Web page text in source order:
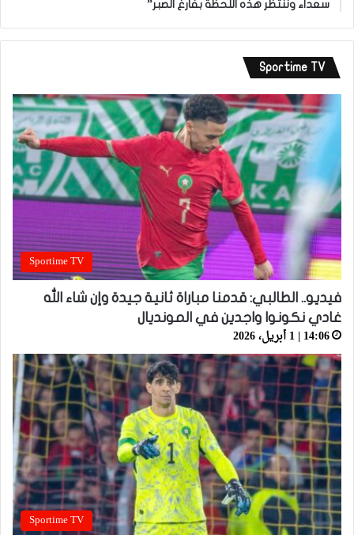
سعداء وننتظر هذه اللحظة بفارغ الصبر”
Sportime TV
Sportime TV
فيديو.. الطالبي: قدمنا مباراة ثانية جيدة وإن شاء الله
غادي نكونوا واجدين في المونديال
14:06 | 1 أبريل، 2026
Sportime TV